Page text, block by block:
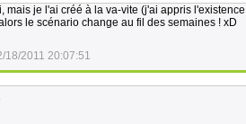
mais je l'ai créé à la va-vite (j'ai appris
le scénario change au fil des semaines ! xD
18/2011 20:07:51